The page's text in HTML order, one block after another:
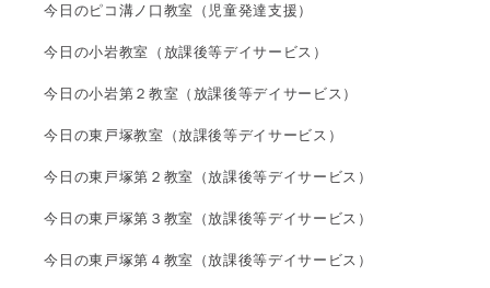
今日のピコ溝ノ口教室（児童発達支援）
今日の小岩教室（放課後等デイサービス）
今日の小岩第２教室（放課後等デイサービス）
今日の東戸塚教室（放課後等デイサービス）
今日の東戸塚第２教室（放課後等デイサービス）
今日の東戸塚第３教室（放課後等デイサービス）
今日の東戸塚第４教室（放課後等デイサービス）